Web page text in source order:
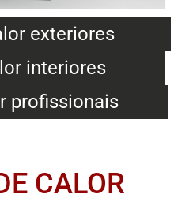
exteriores
interiores
profissionais
CALOR